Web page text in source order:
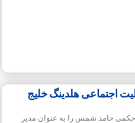
اجتماعی هلدینگ خلیج
حامد شمس را به عنوان مدیر